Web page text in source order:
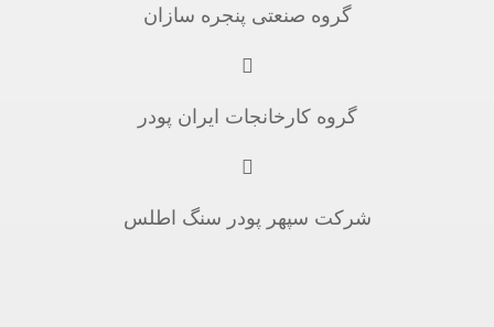
گروه صنعتی پنجره سازان
گروه کارخانجات ایران پودر
شرکت سپهر پودر سنگ اطلس